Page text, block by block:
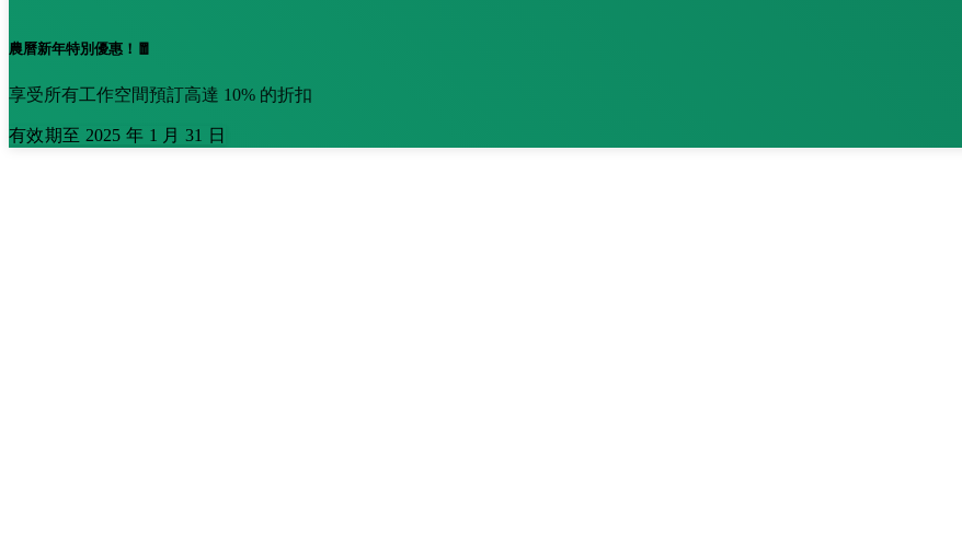
農曆新年特別優惠！🧧
享受所有工作空間預訂高達 10% 的折扣
有效期至 2025 年 1 月 31 日